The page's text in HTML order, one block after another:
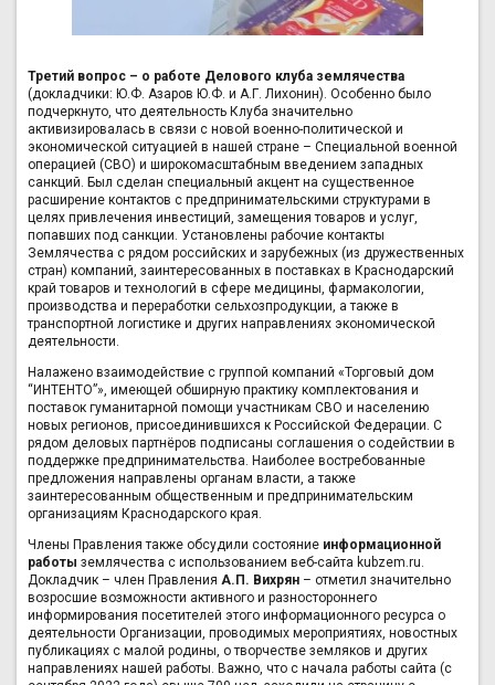
Третий вопрос – о работе Делового клуба землячества
(докладчики: Ю.Ф. Азаров Ю.Ф. и А.Г. Лихонин). Особенно было
подчеркнуто, что деятельность Клуба значительно
активизировалась в связи с новой военно-политической и
экономической ситуацией в нашей стране – Специальной военной
операцией (СВО) и широкомасштабным введением западных
санкций. Был сделан специальный акцент на существенное
расширение контактов с предпринимательскими структурами в
целях привлечения инвестиций, замещения товаров и услуг,
попавших под санкции. Установлены рабочие контакты
Землячества с рядом российских и зарубежных (из дружественных
стран) компаний, заинтересованных в поставках в Краснодарский
край товаров и технологий в сфере медицины, фармакологии,
производства и переработки сельхозпродукции, а также в
транспортной логистике и других направлениях экономической
деятельности.
Налажено взаимодействие с группой компаний «Торговый дом
“ИНТЕНТО”», имеющей обширную практику комплектования и
поставок гуманитарной помощи участникам СВО и населению
новых регионов, присоединившихся к Российской Федерации. С
рядом деловых партнёров подписаны соглашения о содействии в
поддержке предпринимательства. Наиболее востребованные
предложения направлены органам власти, а также
заинтересованным общественным и предпринимательским
организациям Краснодарского края.
Члены Правления также обсудили состояние информационной
работы землячества с использованием веб-сайта kubzem.ru.
Докладчик – член Правления А.П. Вихрян – отметил значительно
возросшие возможности активного и разностороннего
информирования посетителей этого информационного ресурса о
деятельности Организации, проводимых мероприятиях, новостных
публикациях с малой родины, о творчестве земляков и других
направлениях нашей работы. Важно, что с начала работы сайта (с